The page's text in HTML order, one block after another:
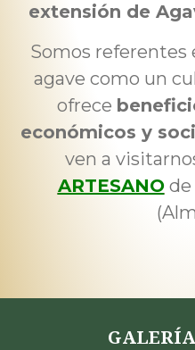
extensión de
Somos referentes
agave como un
ofrece
económicos y
ven a
ARTESANOde